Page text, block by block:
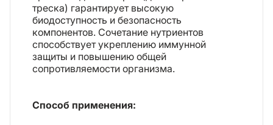
треска) гарантирует высокую
биодоступность и безопасность
компонентов. Сочетание нутриентов
способствует укреплению иммунной
защиты и повышению общей
сопротивляемости организма.
Способ применения: